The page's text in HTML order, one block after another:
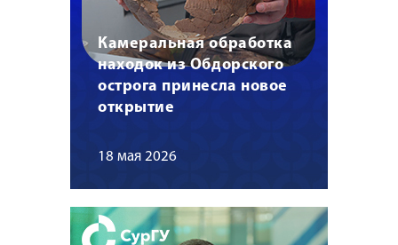
Камеральная обработка
находок из Обдорского
острога принесла новое
открытие
18 мая 2026